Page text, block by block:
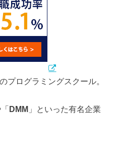
プログラミングスクール。
「DMM 」といった有名企業